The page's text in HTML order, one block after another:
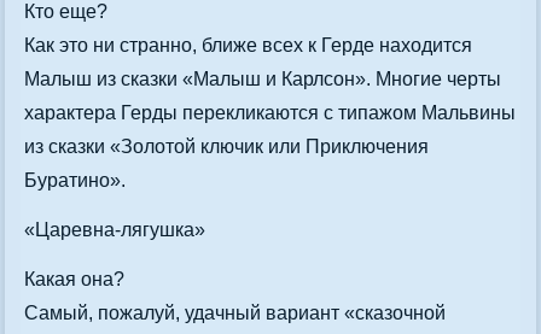
Кто еще?
Как это ни странно, ближе всех к Герде находится
Малыш из сказки «Малыш и Карлсон». Многие черты
характера Герды перекликаются с типажом Мальвины
из сказки «Золотой ключик или Приключения
Буратино».
«Царевна-лягушка»
Какая она?
Самый, пожалуй, удачный вариант «сказочной